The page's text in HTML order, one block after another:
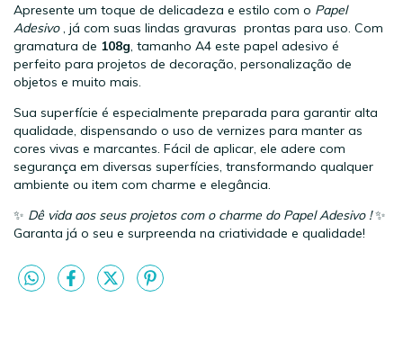
Apresente um toque de delicadeza e estilo com o Papel
Adesivo, já com suas lindas gravuras prontas para uso. Com
gramatura de 108g, tamanho A4 este papel adesivo é
perfeito para projetos de decoração, personalização de
objetos e muito mais.
Sua superfície é especialmente preparada para garantir alta
qualidade, dispensando o uso de vernizes para manter as
cores vivas e marcantes. Fácil de aplicar, ele adere com
segurança em diversas superfícies, transformando qualquer
ambiente ou item com charme e elegância.
✨ Dê vida aos seus projetos com o charme do Papel Adesivo !✨
Garanta já o seu e surpreenda na criatividade e qualidade!